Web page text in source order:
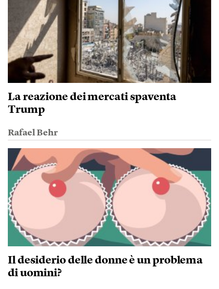
La reazione dei mercati spaventa
Trump
Rafael Behr
Il desiderio delle donne è un problema
di uomini?